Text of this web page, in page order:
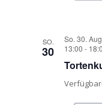
SO.
30
So. 30.
13:00 -